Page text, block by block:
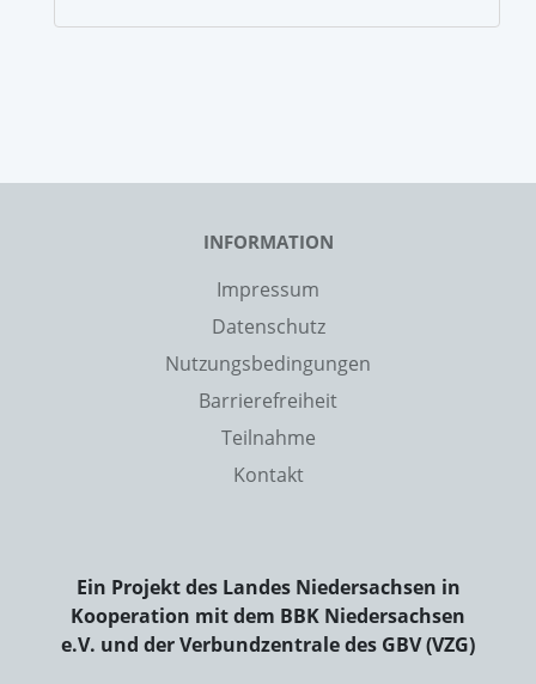
INFORMATION
Impressum
Datenschutz
Nutzungsbedingungen
Barrierefreiheit
Teilnahme
Kontakt
Ein Projekt des Landes Niedersachsen in
Kooperation mit dem BBK Niedersachsen
e.V. und der Verbundzentrale des GBV (VZG)